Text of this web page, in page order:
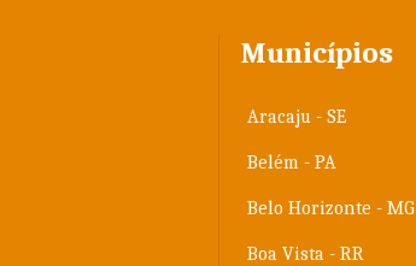
Municípios
Aracaju - SE
Belém - PA
Belo Horizonte - MG
Boa Vista - RR